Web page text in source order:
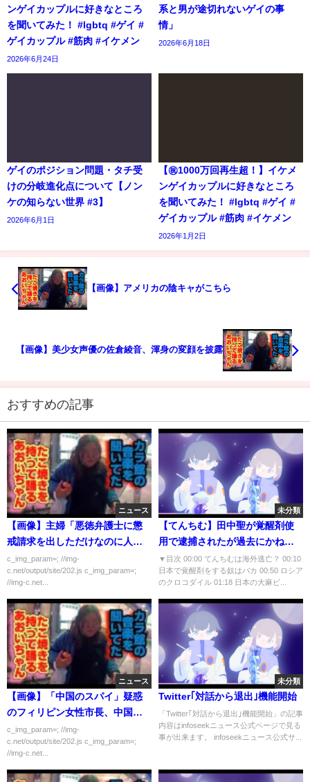
ンゲイカップルに好きなところ
を聞いてみた！ #lgbtq #ゲイ #
ゲイカップル #筋肉 #イケメン
2026年6月24日
系と男が途切れないゲイの事
情」
2026年6月18日
ゲイのポジション問題・タチ受
けの分岐進化点について【ノン
ケの知らない世界 #3】
2026年6月1日
【㊗️1000万回再生超！】イケメ
ンゲイカップルに好きなところ
を聞いてみた！ #lgbtq #ゲイ #
ゲイカップル #筋肉 #イケメン
2026年1月2日
【画像】アメリカの陰キャがこちら
【画像】美少女声優の佐倉綾音、渾身の変顔を披露
おすすめの記事
ニュース
【画像】主婦「悪徳弁護士に懲
戒請求を出しただけなのに人生
を壊されました…」
c_img_param=; //img-
c.net/output/site/202.js c_img_param=;
//img-c.net...
未分類
【てんちむ】田中聖が覚醒剤使
用で逮捕されたが過去にかねこ
あやに覚醒剤を暴露されたてん
ちむが逮捕されない理由とは！
【青汁王子/三崎優太/田中聖/逮
捕/覚醒剤/てんちむ/かねこあや】
▼目次 00:00 てんちむは海外逃亡？ 00:10
日本で覚醒剤をする奴はバカ 00:50 ロシア
のクロコダイル 01:18 日本の大麻ビ...
ニュース
【画像】「中国のスパイ」疑惑
のフィリピン女性市長、中国人
だったｗｗｗｗｗｗ
c_img_param=; //img-
c.net/output/site/202.js c_img_param=;
//img-c.net...
未分類
Twitter｢対話から退出｣機能開始
「Twitter｢対話から退出｣機能開始」の記事
内容はinfoseekニュース公式ページで見る
事が出来ます。 infoseekニュース公式サ...